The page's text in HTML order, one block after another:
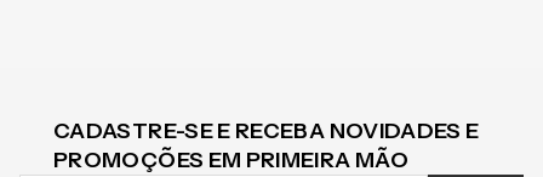
CADASTRE-SE E RECEBA NOVIDADES E
PROMOÇÕES EM PRIMEIRA MÃO